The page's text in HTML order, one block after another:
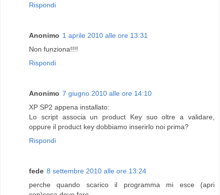
Rispondi
Anonimo 1 aprile 2010 alle ore 13:31
Non funziona!!!!
Rispondi
Anonimo 7 giugno 2010 alle ore 14:10
XP SP2 appena installato:
Lo script associa un product Key suo oltre a validare,
oppure il product key dobbiamo inserirlo noi prima?
Rispondi
fede 8 settembre 2010 alle ore 13:24
perche quando scarico il programma mi esce (apri